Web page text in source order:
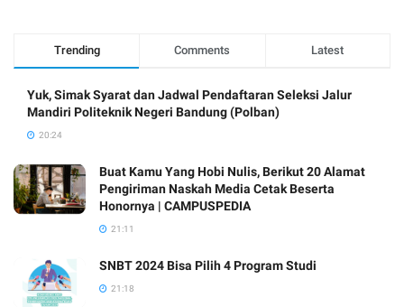
Trending Comments Latest
Yuk, Simak Syarat dan Jadwal Pendaftaran Seleksi Jalur
Mandiri Politeknik Negeri Bandung (Polban)
20:24
Buat Kamu Yang Hobi Nulis, Berikut 20 Alamat
Pengiriman Naskah Media Cetak Beserta
Honornya | CAMPUSPEDIA
21:11
SNBT 2024 Bisa Pilih 4 Program Studi
21:18